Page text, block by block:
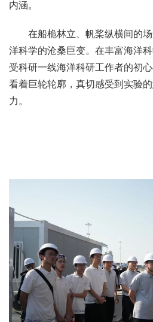
内涵。
在船桅林立、帆桨纵横间的
洋科学的沧桑巨变。在丰富海洋
受科研一线海洋科研工作者的初
看着巨轮轮廓，真切感受到实验
力。